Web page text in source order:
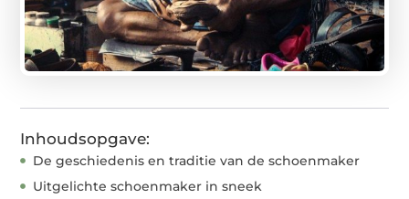
Inhoudsopgave:
De geschiedenis en traditie van de schoenmaker
Uitgelichte schoenmaker in sneek